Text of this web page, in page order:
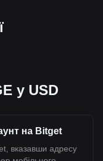
у USD
на Bitget
вказавши адресу